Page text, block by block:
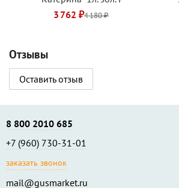
3 762 ₽4 180 ₽
Отзывы
Оставить отзыв
8 800 2010 685
+7 (960) 730-31-01
заказать звонок
mail@gusmarket.ru